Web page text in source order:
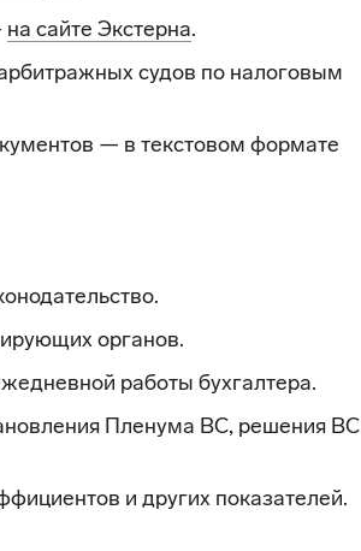
на сайте Экстерна.
судов по налоговым
— в текстовом формате
органов.
работы бухгалтера.
Пленума ВС, решения ВС
и других показателей.